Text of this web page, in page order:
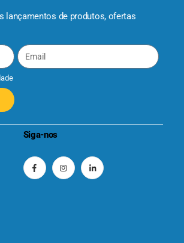
lançamentos de produtos, ofertas
Siga-nos